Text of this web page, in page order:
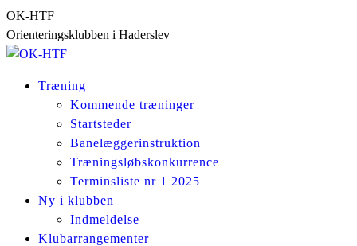
Skip
to
content
OK-HTF
Orienteringsklubben i Haderslev
Træning
Kommende træninger
Startsteder
Banelæggerinstruktion
Træningsløbskonkurrence
Terminsliste nr 1 2025
Ny i klubben
Indmeldelse
Klubarrangementer